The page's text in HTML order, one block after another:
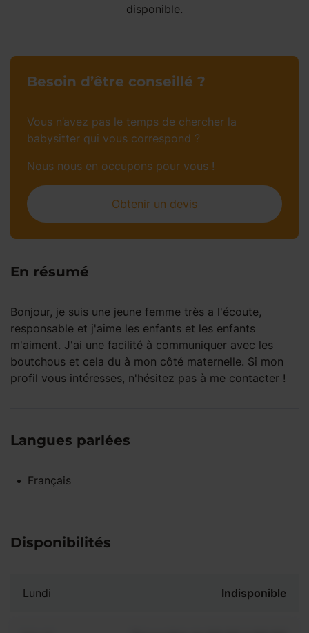
disponible.
En résumé
Bonjour, je suis une jeune femme très a l'écoute,
responsable et j'aime les enfants et les enfants
m'aiment. J'ai une facilité à communiquer avec les
boutchous et cela du à mon côté maternelle. Si mon
profil vous intéresses, n'hésitez pas à me contacter !
Langues parlées
Français
Disponibilités
Lundi Indisponible
Besoin d’être conseillé ?
Vous n’avez pas le temps de chercher la
babysitter qui vous correspond ?
Nous nous en occupons pour vous !
Obtenir un devis